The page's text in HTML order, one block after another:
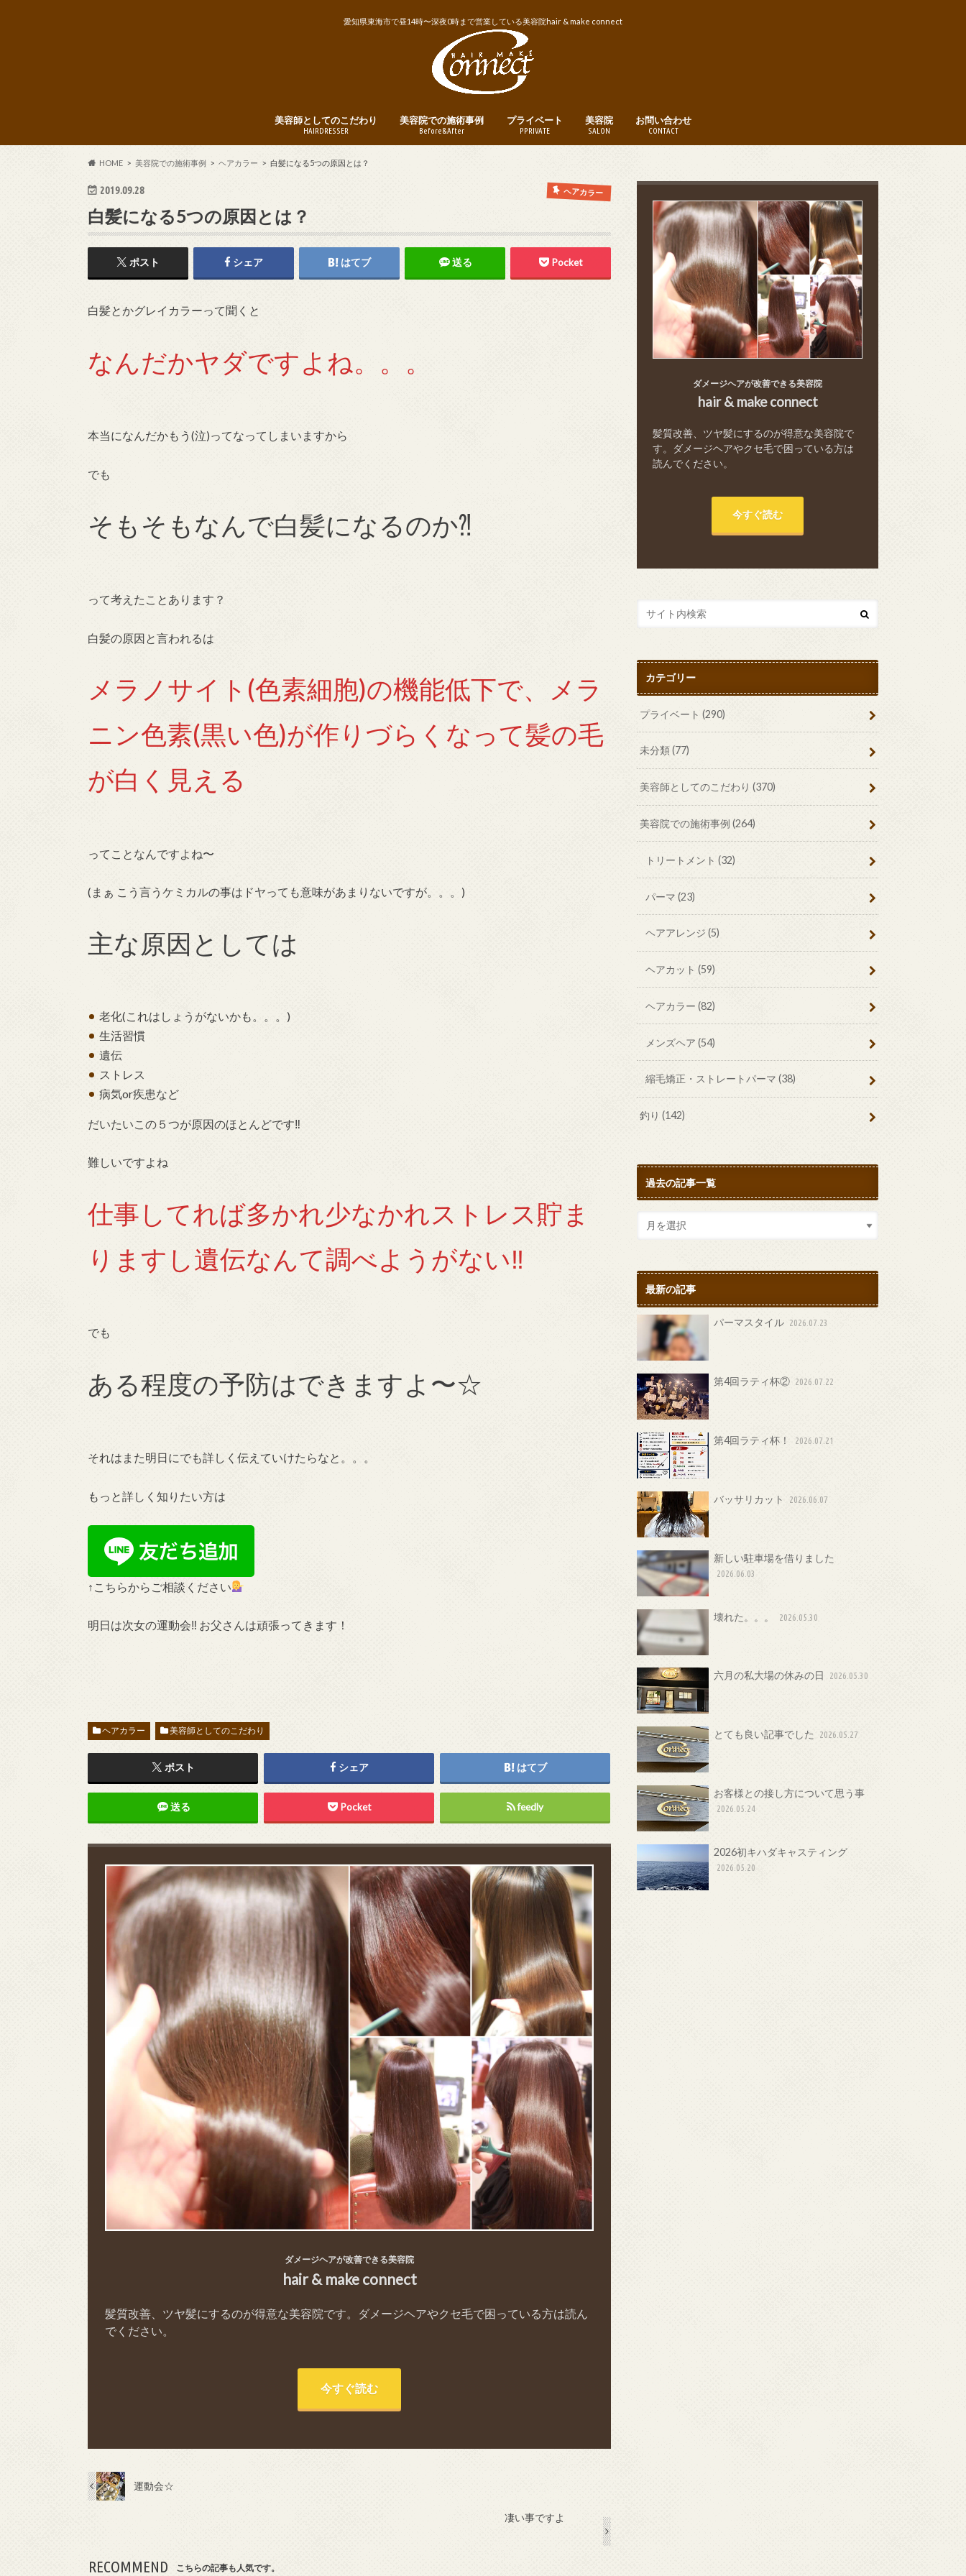
愛知県東海市で昼14時〜深夜0時まで営業している美容院hair & make connect
美容師としてのこだわり
HAIRDRESSER
美容院での施術事例
Before&After
プライベート
PPRIVATE
美容院
SALON
お問い合わせ
CONTACT
HOME 美容院での施術事例 ヘアカラー 白髪になる5つの原因とは？
2019.09.28 ヘアカラー
白髪になる5つの原因とは？
ポスト シェア はてブ 送る Pocket
白髪とかグレイカラーって聞くと
なんだかヤダですよね。。。
本当になんだかもう(泣)ってなってしまいますから
でも
そもそもなんで白髪になるのか⁈
って考えたことあります？
白髪の原因と言われるは
メラノサイト(色素細胞)の機能低下で、メラ
ニン色素(黒い色)が作りづらくなって髪の毛
が白く見える
ってことなんですよね〜
(まぁ こう言うケミカルの事はドヤっても意味があまりないですが。。。)
主な原因としては
老化(これはしょうがないかも。。。)
生活習慣
遺伝
ストレス
病気or疾患など
だいたいこの５つが原因のほとんどです‼︎
難しいですよね
仕事してれば多かれ少なかれストレス貯ま
りますし遺伝なんて調べようがない‼︎
でも
ある程度の予防はできますよ〜☆
それはまた明日にでも詳しく伝えていけたらなと。。。
もっと詳しく知りたい方は
↑こちらからご相談ください
明日は次女の運動会‼︎ お父さんは頑張ってきます！
ヘアカラー 美容師としてのこだわり
ポスト シェア はてブ
送る Pocket feedly
ダメージヘアが改善できる美容院
hair & make connect
髪質改善、ツヤ髪にするのが得意な美容院です。ダメージヘアやクセ毛で困っている方は読ん
でください。
今すぐ読む
運動会☆
凄い事ですよ
RECOMMEND こちらの記事も人気です。
ダメージヘアが改善できる美容院
hair & make connect
髪質改善、ツヤ髪にするのが得意な美容院で
す。ダメージヘアやクセ毛で困っている方は
読んでください。
今すぐ読む
カテゴリー
プライベート(290)
未分類(77)
美容師としてのこだわり(370)
美容院での施術事例(264)
トリートメント (32)
パーマ (23)
ヘアアレンジ (5)
ヘアカット (59)
ヘアカラー (82)
メンズヘア (54)
縮毛矯正・ストレートパーマ (38)
釣り(142)
過去の記事一覧
最新の記事
パーマスタイル 2026.07.23
第4回ラティ杯② 2026.07.22
第4回ラティ杯！ 2026.07.21
バッサリカット 2026.06.07
新しい駐車場を借りました
2026.06.03
壊れた。。。 2026.05.30
六月の私大場の休みの日 2026.05.30
とても良い記事でした 2026.05.27
お客様との接し方について思う事
2026.05.24
2026初キハダキャスティング
2026.05.20